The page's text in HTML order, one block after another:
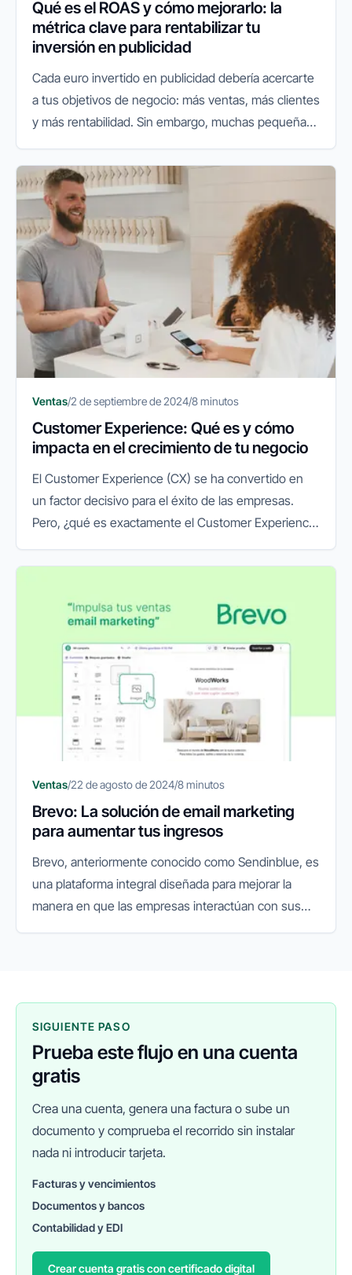
Qué es el ROAS y cómo mejorarlo: la
métrica clave para rentabilizar tu
inversión en publicidad
Cada euro invertido en publicidad debería acercarte
a tus objetivos de negocio: más ventas, más clientes
y más rentabilidad. Sin embargo, muchas pequeñas
campañas realmente...
Ventas/2 de septiembre de 2024/8 minutos
Customer Experience: Qué es y cómo
impacta en el crecimiento de tu negocio
El Customer Experience (CX) se ha convertido en
un factor decisivo para el éxito de las empresas.
Pero, ¿qué es exactamente el Customer Experience
Ventas/22 de agosto de 2024/8 minutos
Brevo: La solución de email marketing
para aumentar tus ingresos
Brevo, anteriormente conocido como Sendinblue, es
una plataforma integral diseñada para mejorar la
manera en que las empresas interactúan con sus
SIGUIENTE PASO
Prueba este flujo en una cuenta
gratis
Crea una cuenta, genera una factura o sube un
documento y comprueba el recorrido sin instalar
nada ni introducir tarjeta.
Facturas y vencimientos
Documentos y bancos
Contabilidad y EDI
Crear cuenta gratis con certificado digital
FINANEDI
Hablemos ahora
Pedir información sobre FinanEDI